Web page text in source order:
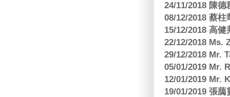
24/11/2018 陳
08/12/2018 蔡
15/12/2018 高
22/12/2018 Ms.
29/12/2018 Mr.
05/01/2019 Mr.
12/01/2019 Mr.
19/01/2019 張